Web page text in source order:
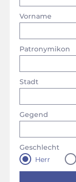
Vorname
Patronymikon
Gegend
Stadt
Geschlecht
Herr